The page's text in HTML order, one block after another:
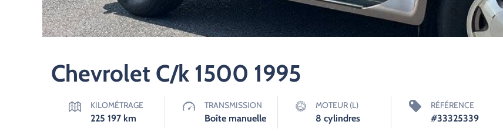
Chevrolet C/k 1500 1995
KILOMÉTRAGE
225 197 km
TRANSMISSION
Boîte manuelle
MOTEUR (L)
8 cylindres
RÉFÉRENCE
#33325339